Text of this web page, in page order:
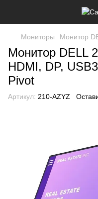
Мониторы Монитор
Монитор DELL
HDMI, DP,
Pivot
Артикул: 210-AZYZ